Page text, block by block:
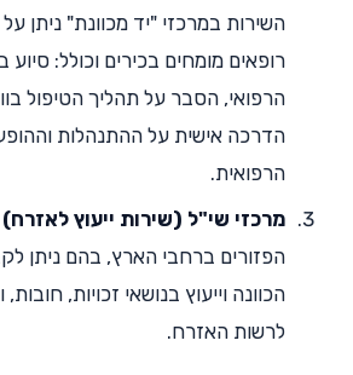
השירות במרכזי "יד מכוונת" ניתן
רופאים מומחים בכירים וכולל:
הרפואי, הסבר על תהליך הטיפול
הדרכה אישית על ההתנהלות
הרפואית.
מרכזי שי"ל (שירות ייעוץ לאזרח)
הפזורים ברחבי הארץ, בהם ניתן
הכוונה וייעוץ בנושאי זכויות,
לרשות האזרח.